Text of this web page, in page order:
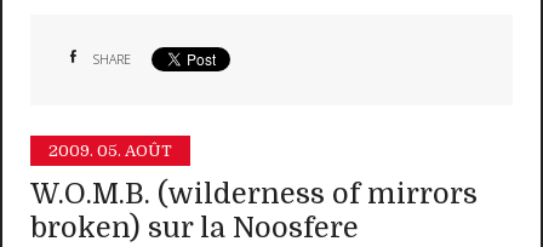
SHARE
2009. 05. AOÛT
W.O.M.B. (wilderness of mirrors
broken) sur la Noosfere